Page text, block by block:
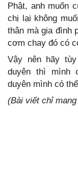
Phật, anh muốn
chị lại không
thân mà gia đình
cơm chay đó có
Vậy nên hãy
duyên thì mình
duyên mình có
(Bài viết chỉ